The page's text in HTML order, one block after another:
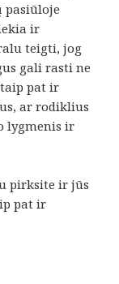
pasiūloje
ir
teigti, jog
gali rasti ne
pat ir
ar rodiklius
lygmenis ir
pirksite ir jūs
pat ir